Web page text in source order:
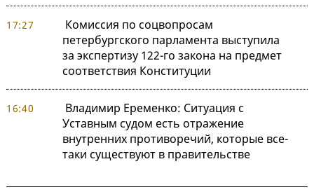
17:27
Комиссия по соцвопросам
петербургского парламента выступила
за экспертизу 122-го закона на предмет
соответствия Конституции
16:40
Владимир Еременко: Ситуация с
Уставным судом есть отражение
внутренних противоречий, которые все-
таки существуют в правительстве